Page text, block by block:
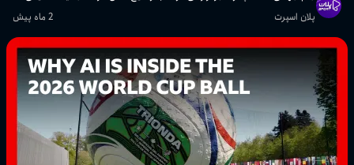
پلان اسپرت 2 ماه پیش